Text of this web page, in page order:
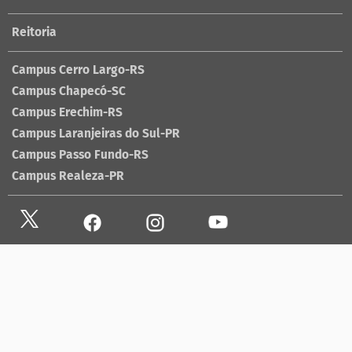
Reitoria
Campus Cerro Largo-RS
Campus Chapecó-SC
Campus Erechim-RS
Campus Laranjeiras do Sul-PR
Campus Passo Fundo-RS
Campus Realeza-PR